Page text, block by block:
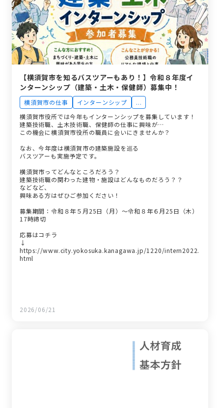
【横須賀市を知るバスツアーもあり！】令和８年度イ
ンターンシップ（建築・土木・保健師）募集中！
横須賀市の仕事 インターンシップ
...
横須賀市役所では今年もインターンシップを募集しています！
建築技術職、土木技術職、保健師の仕事に興味が…
この機会に横須賀市役所の職員に会いにきませんか？
なお、今年度は横須賀市の建築施設を巡る
バスツアーも実施予定です。
横須賀市ってどんなところだろう？
建築技術職の関わった建物・施設はどんなものだろう？？
などなど、
興味ある方はぜひご参加ください！
募集期間：令和８年５月25日（月）～令和８年６月25日（木）
17時締切
応募はコチラ
↓
https://www.city.yokosuka.kanagawa.jp/1220/intern2022.
html
2026/06/21